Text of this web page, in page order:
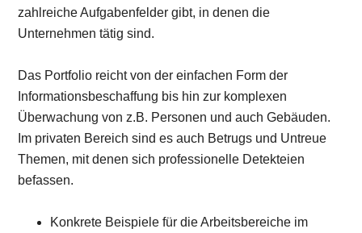
zahlreiche Aufgabenfelder gibt, in denen die
Unternehmen tätig sind.
Das Portfolio reicht von der einfachen Form der
Informationsbeschaffung bis hin zur komplexen
Überwachung von z.B. Personen und auch Gebäuden.
Im privaten Bereich sind es auch Betrugs und Untreue
Themen, mit denen sich professionelle Detekteien
befassen.
Konkrete Beispiele für die Arbeitsbereiche im